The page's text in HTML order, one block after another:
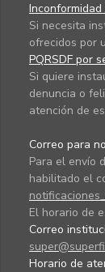
Si necesita
ofrecidos por
PQRSDF por
Si quiere
denuncia o
atención de
Correo para
Para el envío
habilitado el
El horario de
Correo
Horario de